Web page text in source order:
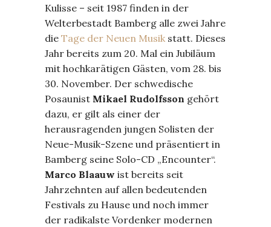
Kulisse – seit 1987 finden in der
Welterbestadt Bamberg alle zwei Jahre
die Tage der Neuen Musik statt. Dieses
Jahr bereits zum 20. Mal ein Jubiläum
mit hochkarätigen Gästen, vom 28. bis
30. November. Der schwedische
Posaunist Mikael Rudolfsson gehört
dazu, er gilt als einer der
herausragenden jungen Solisten der
Neue-Musik-Szene und präsentiert in
Bamberg seine Solo-CD „Encounter“.
Marco Blaauw ist bereits seit
Jahrzehnten auf allen bedeutenden
Festivals zu Hause und noch immer
der radikalste Vordenker modernen